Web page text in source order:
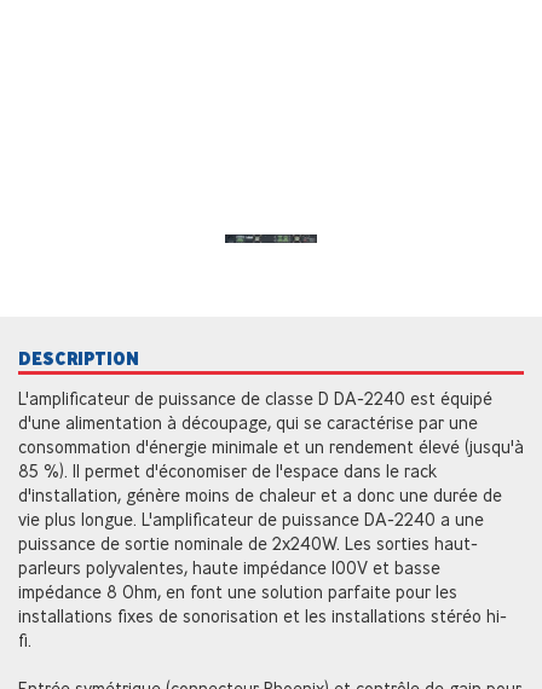
DESCRIPTION
L'amplificateur de puissance de classe D DA-2240 est équipé
d'une alimentation à découpage, qui se caractérise par une
consommation d'énergie minimale et un rendement élevé (jusqu'à
85 %). Il permet d'économiser de l'espace dans le rack
d'installation, génère moins de chaleur et a donc une durée de
vie plus longue. L'amplificateur de puissance DA-2240 a une
puissance de sortie nominale de 2x240W. Les sorties haut-
parleurs polyvalentes, haute impédance 100V et basse
impédance 8 Ohm, en font une solution parfaite pour les
installations fixes de sonorisation et les installations stéréo hi-
fi.